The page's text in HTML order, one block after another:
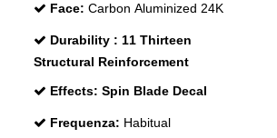
Face: Carbon Aluminized 24K
Durability : 11 Thirteen
Structural Reinforcement
Effects: Spin Blade Decal
Frequenza: Habitual